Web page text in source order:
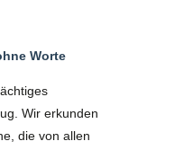
Worte
Wir erkunden
die von allen